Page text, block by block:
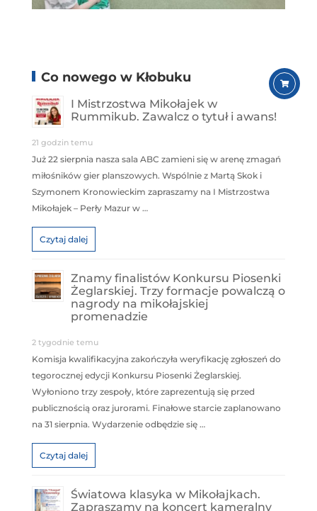
Co nowego w Kłobuku
I Mistrzostwa Mikołajek w
Rummikub. Zawalcz o tytuł i awans!
21 godzin temu
Już 22 sierpnia nasza sala ABC zamieni się w arenę zmagań
miłośników gier planszowych. Wspólnie z Martą Skok i
Szymonem Kronowieckim zapraszamy na I Mistrzostwa
Mikołajek – Perły Mazur w …
Czytaj dalej
Znamy finalistów Konkursu Piosenki
Żeglarskiej. Trzy formacje powalczą o
nagrody na mikołajskiej
promenadzie
2 tygodnie temu
Komisja kwalifikacyjna zakończyła weryfikację zgłoszeń do
tegorocznej edycji Konkursu Piosenki Żeglarskiej.
Wyłoniono trzy zespoły, które zaprezentują się przed
publicznością oraz jurorami. Finałowe starcie zaplanowano
na 31 sierpnia. Wydarzenie odbędzie się …
Czytaj dalej
Światowa klasyka w Mikołajkach.
Zapraszamy na koncert kameralny